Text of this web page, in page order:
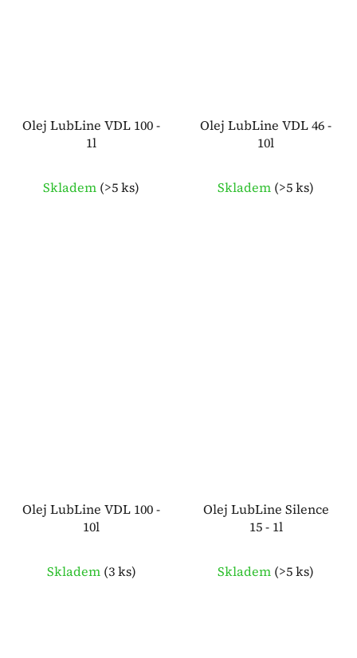
Olej LubLine VDL 100 -
1l
Skladem (>5 ks)
Olej LubLine VDL 46 -
10l
Skladem (>5 ks)
Olej LubLine VDL 100 -
10l
Skladem (3 ks)
Olej LubLine Silence
15 - 1l
Skladem (>5 ks)